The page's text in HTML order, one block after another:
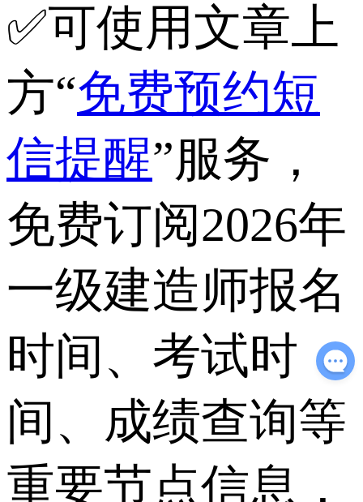
✅可使用文章上
方“免费预约短
信提醒”服务，
免费订阅2026年
一级建造师报名
时间、考试时
间、成绩查询等
重要节点信息，